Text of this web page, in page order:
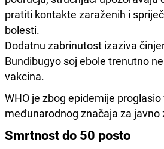
pratiti kontakte zaraženih i
bolesti.
Dodatnu zabrinutost izaziva
Bundibugyo soj ebole trenutno
vakcina.
WHO je zbog epidemije
međunarodnog značaja za javno
Smrtnost do 50 posto